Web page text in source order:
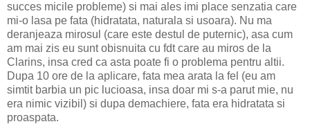
succes micile probleme) si mai ales imi place senzatia care
mi-o lasa pe fata (hidratata, naturala si usoara). Nu ma
deranjeaza mirosul (care este destul de puternic), asa cum
am mai zis eu sunt obisnuita cu fdt care au miros de la
Clarins, insa cred ca asta poate fi o problema pentru altii.
Dupa 10 ore de la aplicare, fata mea arata la fel (eu am
simtit barbia un pic lucioasa, insa doar mi s-a parut mie, nu
era nimic vizibil) si dupa demachiere, fata era hidratata si
proaspata.